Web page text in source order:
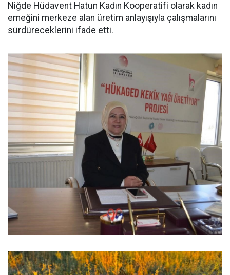
Niğde Hüdavent Hatun Kadın Kooperatifi olarak kadın
emeğini merkeze alan üretim anlayışıyla çalışmalarını
sürdüreceklerini ifade etti.